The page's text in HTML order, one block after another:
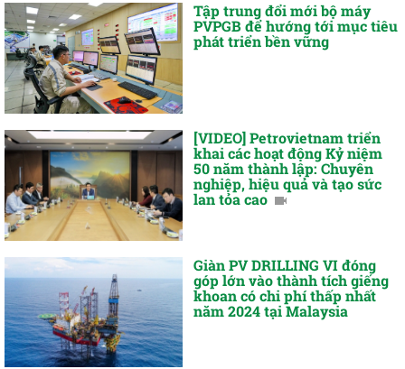
Tập trung đổi mới bộ máy
PVPGB để hướng tới mục tiêu
phát triển bền vững
[VIDEO] Petrovietnam triển
khai các hoạt động Kỷ niệm
50 năm thành lập: Chuyên
nghiệp, hiệu quả và tạo sức
lan tỏa cao
Giàn PV DRILLING VI đóng
góp lớn vào thành tích giếng
khoan có chi phí thấp nhất
năm 2024 tại Malaysia